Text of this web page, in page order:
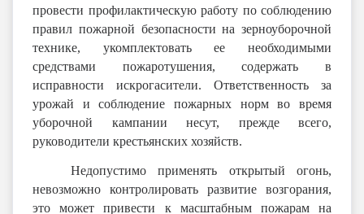
провести профилактическую работу по соблюдению
правил пожарной безопасности на зерноуборочной
технике, укомплектовать ее необходимыми
средствами пожаротушения, содержать в
исправности искрогасители. Ответственность за
урожай и соблюдение пожарных норм во время
уборочной кампании несут, прежде всего,
руководители крестьянских хозяйств.
Недопустимо применять открытый огонь,
невозможно контролировать развитие возгорания,
это может привести к масштабным пожарам на